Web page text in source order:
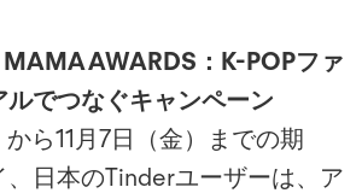
AWARDS：K-POPファ
ルでつなぐキャンペーン
ら11月7日（金）までの期
、日本のTinderユーザーは、ア